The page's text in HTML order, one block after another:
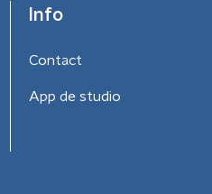
Info
Contact
App de studio